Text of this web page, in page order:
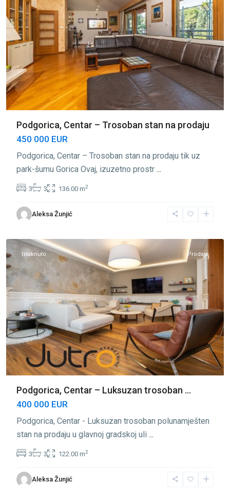
Podgorica, Centar – Trosoban stan na prodaju
450 000 EUR
Podgorica, Centar – Trosoban stan na prodaju tik uz
park-šumu Gorica Ovaj, izuzetno prostr ...
3 3 136.00 m2
Aleksa Žunjić
Centar
Podgorica,
Istaknuto Prodaja
Podgorica, Centar – Luksuzan trosoban ...
400 000 EUR
Podgorica, Centar - Luksuzan trosoban polunamješten
stan na prodaju u glavnoj gradskoj uli ...
3 3 122.00 m2
Aleksa Žunjić
Centar
Podgorica,